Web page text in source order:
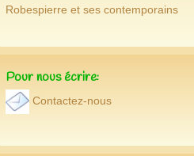
Robespierre et ses contemporains
Pour nous écrire:
Contactez-nous